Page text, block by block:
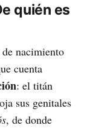
quién es
nacimiento
cuenta
: el titán
sus genitales
, de donde